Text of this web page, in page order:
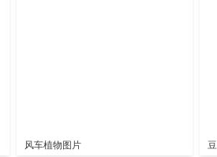
风车植物图片